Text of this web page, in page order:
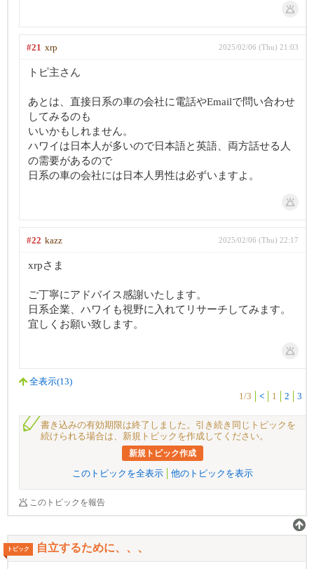
#21 xrp 2025/02/06 (Thu) 21:03
トピ主さん
あとは、直接日系の車の会社に電話やEmailで問い合わせ
してみるのも
いいかもしれません。
ハワイは日本人が多いので日本語と英語、両方話せる人
の需要があるので
日系の車の会社には日本人男性は必ずいますよ。
#22 kazz 2025/02/06 (Thu) 22:17
xrpさま
ご丁寧にアドバイス感謝いたします。
日系企業、ハワイも視野に入れてリサーチしてみます。
宜しくお願い致します。
全表示(13)
1/3
< 1 2 3
書き込みの有効期限は終了しました。引き続き同じトピックを
続けられる場合は、新規トピックを作成してください。
新規トピック作成
このトピックを全表示 他のトピックを表示
このトピックを報告
トピック 自立するために、、、